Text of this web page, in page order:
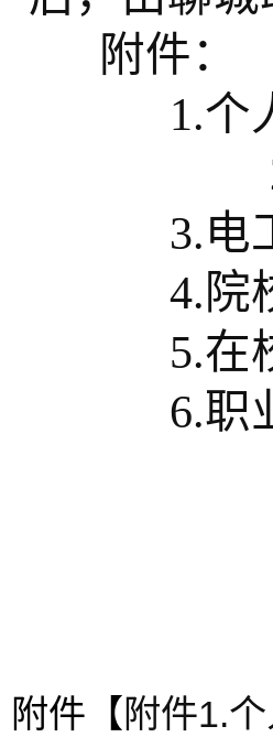
附件：
1.个
3.电
4.院
5.在
6.职
附件【 附件1.